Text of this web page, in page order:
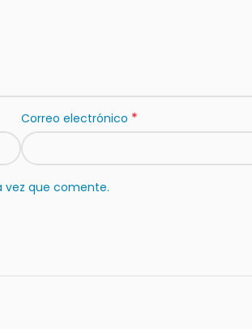
Correo electrónico *
vez que comente.